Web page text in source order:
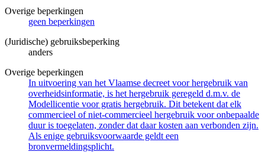
Overige beperkingen
geen beperkingen
(Juridische) gebruiksbeperking
anders
Overige beperkingen
In uitvoering van het Vlaamse decreet voor hergebruik van
overheidsinformatie, is het hergebruik geregeld d.m.v. de
Modellicentie voor gratis hergebruik. Dit betekent dat elk
commercieel of niet-commercieel hergebruik voor onbepaalde
duur is toegelaten, zonder dat daar kosten aan verbonden zijn.
Als enige gebruiksvoorwaarde geldt een
bronvermeldingsplicht.